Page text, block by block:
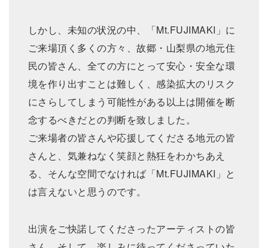
しかし、未知の状況の中、「Mt.FUJIMAKI」に
ご来場頂く多くの方々、故郷・山梨県の地元住
民の皆さん、全ての方にとって安心・安全な環
境を作り出すことは難しく、感染拡大のリスク
にさらしてしまう可能性がある以上は開催を断
念するべきだとの判断を致しました。
ご来場者の皆さんや応援してくださる地元の皆
さんと、気兼ねなく笑顔と熱狂をわかちあえ
る、そんな空間でなければ「Mt.FUJIMAKI」と
は言えないと思うのです。
出演をご快諾してくださったアーティストの皆